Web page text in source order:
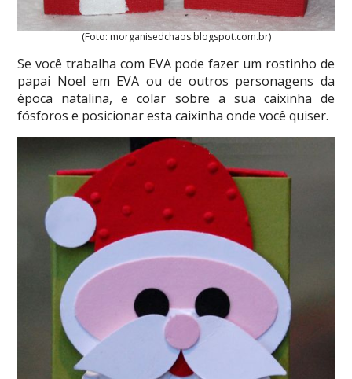
(Foto: morganisedchaos.blogspot.com.br)
Se você trabalha com EVA pode fazer um rostinho de
papai Noel em EVA ou de outros personagens da
época natalina, e colar sobre a sua caixinha de
fósforos e posicionar esta caixinha onde você quiser.